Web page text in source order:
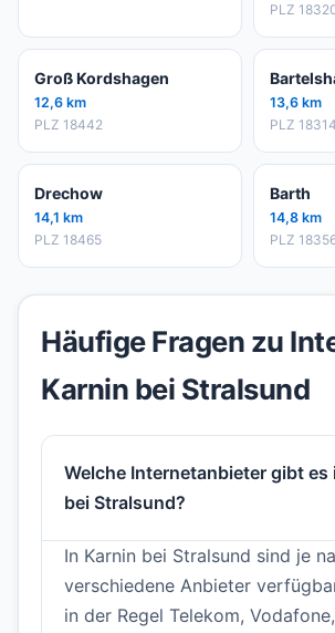
PLZ
Groß Kordshagen
12,6 km
PLZ 18442
13,6 km
PLZ 18314
Drechow
14,1 km
PLZ 18465
Barth
14,8 km
PLZ
Häufige Fragen zu
Karnin bei Stralsund
Welche Internetanbieter gibt es
bei Stralsund?
In Karnin bei Stralsund sind je
verschiedene Anbieter
in der Regel Telekom,